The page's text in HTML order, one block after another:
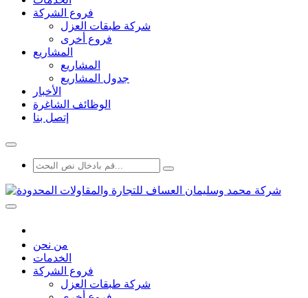
فروع الشركة
شركة طبقات العزل
فروع أخرى
المشاريع
المشاريع
جدول المشاريع
الأخبار
الوظائف الشاغرة
إتصل بنا
من نحن
الخدمات
فروع الشركة
شركة طبقات العزل